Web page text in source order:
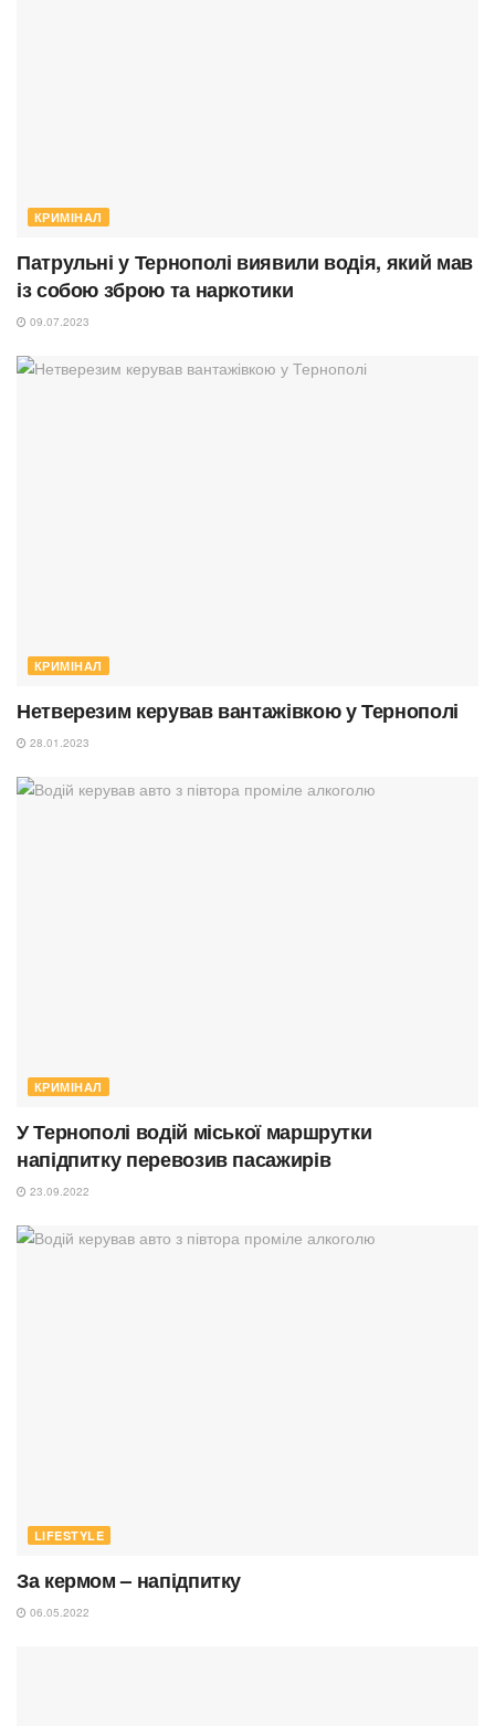
КРИМІНАЛ
Патрульні у Тернополі виявили водія, який мав
із собою зброю та наркотики
09.07.2023
КРИМІНАЛ
Нетверезим керував вантажівкою у Тернополі
28.01.2023
КРИМІНАЛ
У Тернополі водій міської маршрутки
напідпитку перевозив пасажирів
23.09.2022
LIFESTYLE
За кермом – напідпитку
06.05.2022